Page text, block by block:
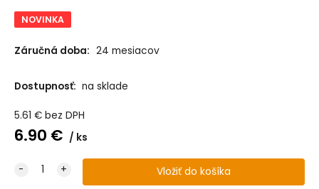
NOVINKA
Záručná doba: 24 mesiacov
Dostupnosť: na sklade
5.61 € bez DPH
6.90 € ks